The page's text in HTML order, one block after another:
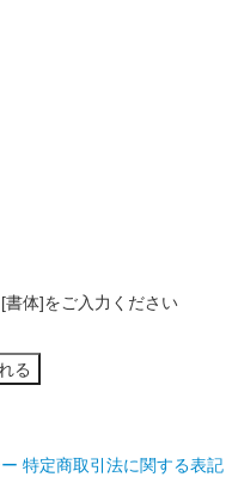
書体]をご入力ください
る
特定商取引法に関する表記